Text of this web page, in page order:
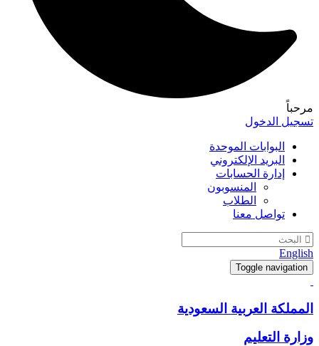
مرحباً
تسجيل الدخول
البوابات الموحدة
البريد الإلكتروني
إدارة الحسابات
المنسوبون
الطلاب
تواصل معنا
English
Toggle navigation
المملكة العربية السعودية
وزارة التعليم